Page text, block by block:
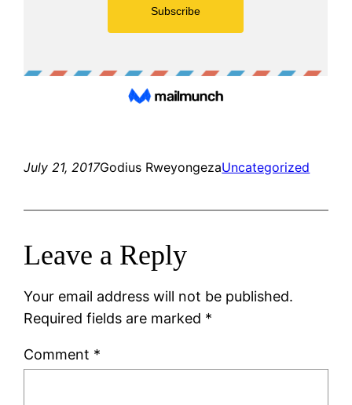
July 21, 2017Godius RweyongezaUncategorized
Leave a Reply
Your email address will not be published.
Required fields are marked *
Comment *